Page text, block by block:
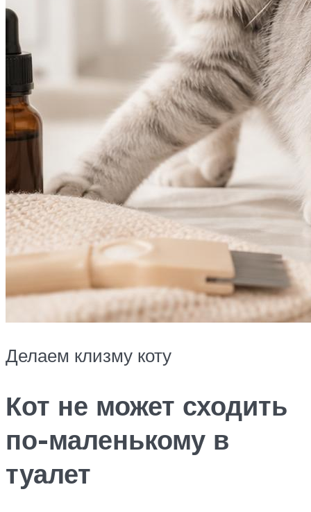
Делаем клизму коту
Кот не может сходить
по-маленькому в
туалет